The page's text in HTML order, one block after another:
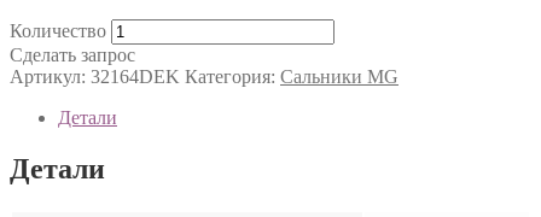
Количество
Сделать запрос
Артикул: 32164DEK Категория: Сальники MG
Детали
Детали